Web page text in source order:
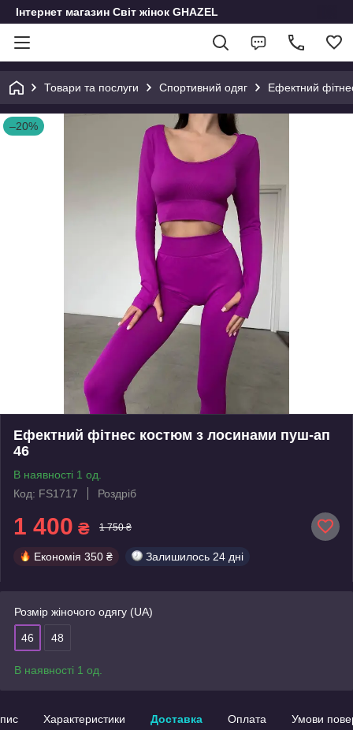
Інтернет магазин Світ жінок GHAZEL
Товари та послуги Спортивний одяг Ефектний
–20%
Ефектний фітнес костюм з лосинами пуш-ап
46
В наявності 1 од.
Код: FS1717
Роздріб
1 400 ₴ 1 750 ₴
Економія 350 ₴ Залишилось 24 дні
Розмір жіночого одягу (UA)
46 48
В наявності 1 од.
Характеристики Доставка Оплата Умови